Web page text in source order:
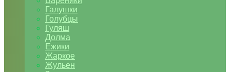
Галушки
Голубцы
Гуляш
Долма
Ежики
Жаркое
Жульен